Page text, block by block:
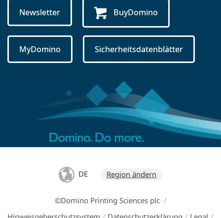
Newsletter BuyDomino
MyDomino Sicherheitsdatenblätter
DE Region ändern
©Domino Printing Sciences plc /